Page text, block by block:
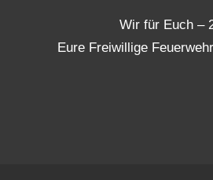
Wir für Euch –
Eure Freiwillige